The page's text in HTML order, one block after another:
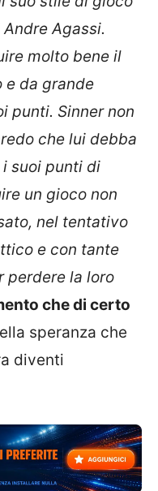
Agassi.
molto bene il
e da grande
punti. Sinner non
che lui debba
suoi punti di
un gioco non
nel tentativo
e con tante
perdere la loro
che di certo
speranza che
diventi